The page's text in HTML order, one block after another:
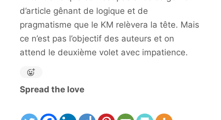
d’article gênant de logique et de
pragmatisme que le KM relèvera la tête. Mais
ce n’est pas l’objectif des auteurs et on
attend le deuxième volet avec impatience.
Spread the love